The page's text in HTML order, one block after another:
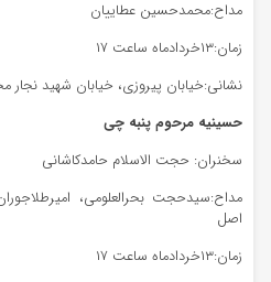
مداح:محمدحسین عطاییان
زمان:۱۳خردادماه ساعت ۱۷
نشانی:خیابان پیروزی، خیابان شهید نجار
حسینیه مرحوم پنبه چی
سخنران: حجت الاسلام حامدکاشانی
مداح:سیدحجت بحرالعلومی،
اصل
زمان:۱۳خردادماه ساعت ۱۷